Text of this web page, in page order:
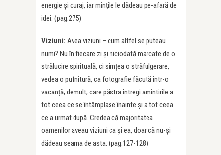
energie și curaj, iar mințile le dădeau pe-afară de
idei. (pag.275)
Viziuni: Avea viziuni – cum altfel se puteau
numi? Nu în fiecare zi și niciodată marcate de o
strălucire spirituală, ci simțea o străfulgerare,
vedea o pufnitură, ca fotografie făcută într-o
vacanță, demult, care păstra întregi amintirile a
tot ceea ce se întâmplase înainte și a tot ceea
ce a urmat după. Credea că majoritatea
oamenilor aveau viziuni ca și ea, doar că nu-și
dădeau seama de asta. (pag.127-128)